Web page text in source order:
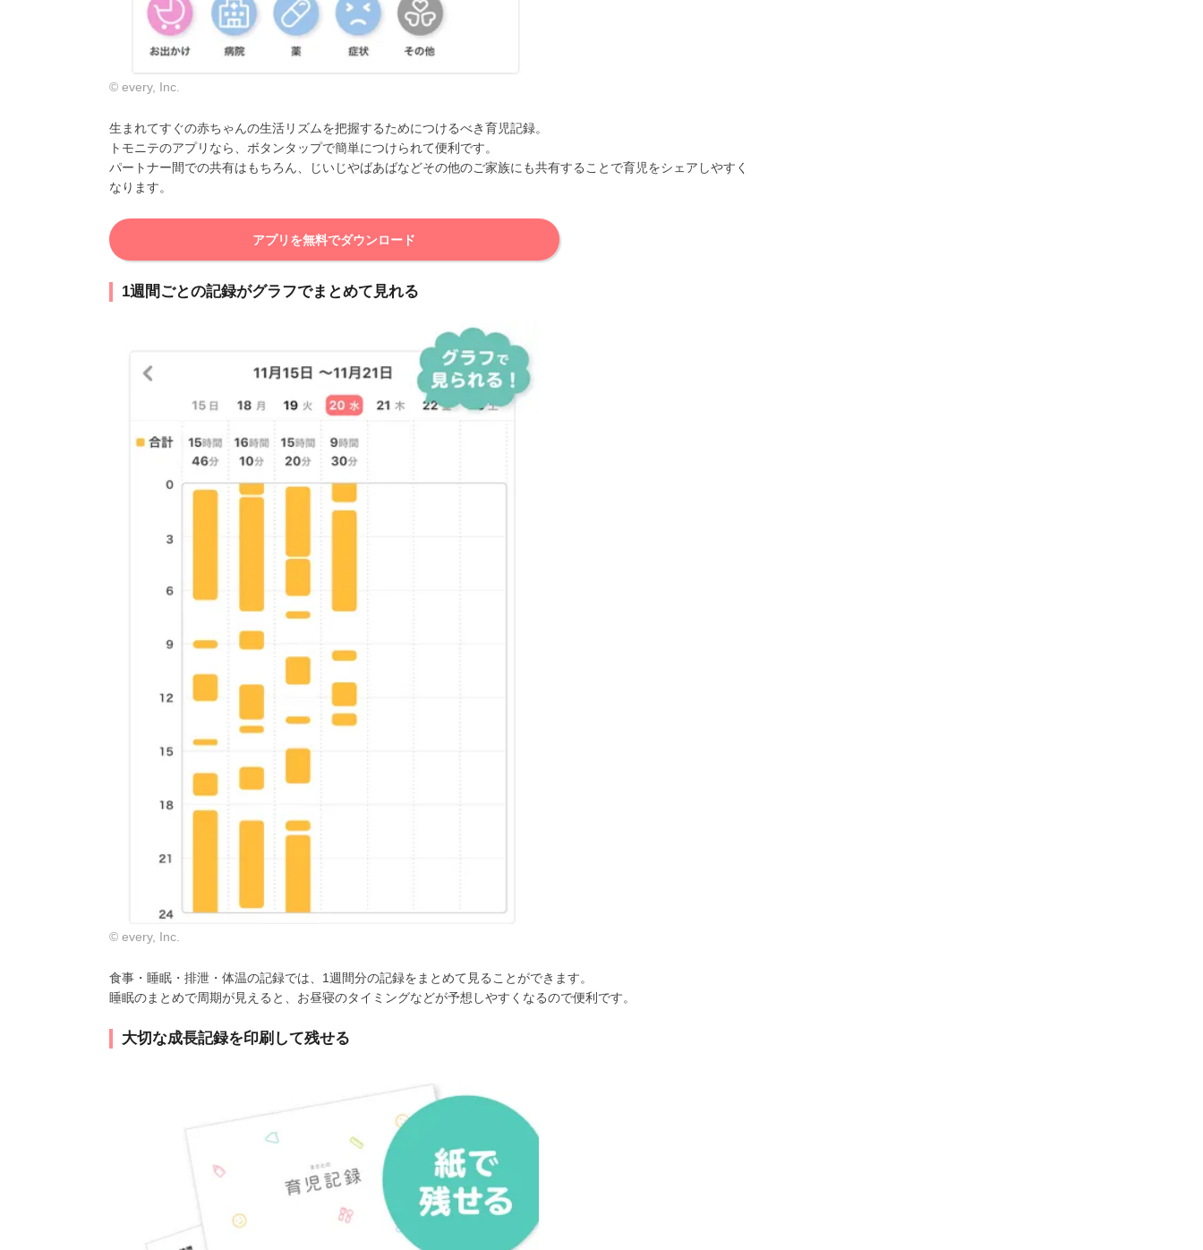
© every, Inc.
生まれてすぐの赤ちゃんの生活リズムを把握するためにつけるべき育児記録。
トモニテのアプリなら、ボタンタップで簡単につけられて便利です。
パートナー間での共有はもちろん、じいじやばあばなどその他のご家族にも共有することで育児をシェアしやすく
なります。
アプリを無料でダウンロード
1週間ごとの記録がグラフでまとめて見れる
© every, Inc.
食事・睡眠・排泄・体温の記録では、1週間分の記録をまとめて見ることができます。
睡眠のまとめで周期が見えると、お昼寝のタイミングなどが予想しやすくなるので便利です。
大切な成長記録を印刷して残せる